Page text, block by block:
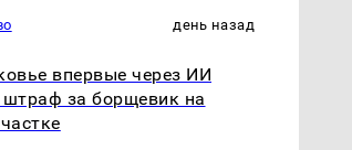
день назад
впервые через ИИ
за борщевик на